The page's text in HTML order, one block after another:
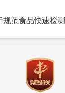
规范食品快速检